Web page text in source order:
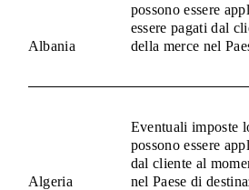
Albania
possono essere
essere pagati dal
della merce nel
Algeria
Eventuali imposte
possono essere
dal cliente al
nel Paese di